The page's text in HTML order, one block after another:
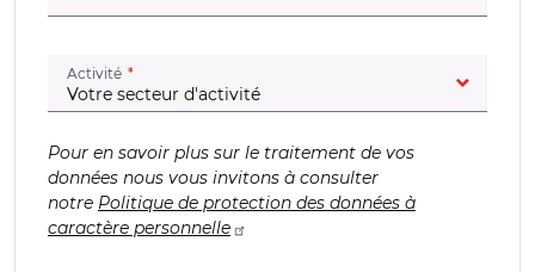
Activité (champ obligatoire)
Pour en savoir plus sur le traitement de vos
données nous vous invitons à consulter
notre Politique de protection des données à
caractère personnelle